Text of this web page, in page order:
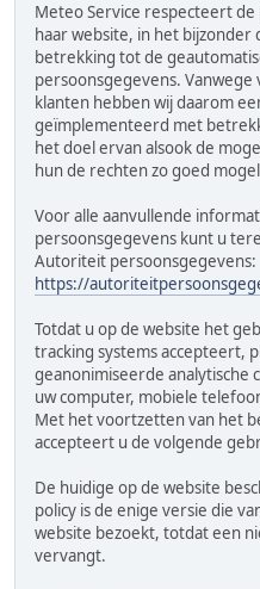
Meteo Service respecteert
haar website, in het
betrekking tot de
persoonsgegevens.
klanten hebben wij daarom
geïmplementeerd met
het doel ervan alsook de
hun de rechten zo goed
Voor alle aanvullende
persoonsgegevens kunt u
Autoriteit persoonsgegevens:
https://
Totdat u op de website het
tracking systems accepteert,
geanonimiseerde analytische
uw computer, mobiele
Met het voortzetten van het
accepteert u de volgende
De huidige op de website
policy is de enige versie die
website bezoekt, totdat een
vervangt.